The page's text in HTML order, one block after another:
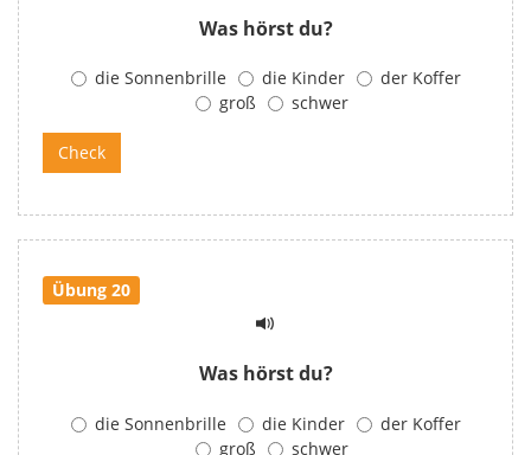
Was hörst du?
die Sonnenbrille die Kinder
der Koffer
groß
schwer
Übung 20
Was hörst du?
die Sonnenbrille die Kinder
der Koffer
groß
schwer